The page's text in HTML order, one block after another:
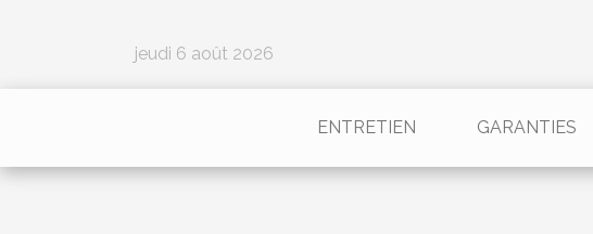
jeudi 6 août 2026
ENTRETIEN GARANTIES